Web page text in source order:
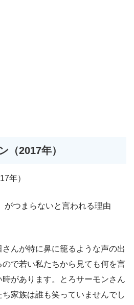
（2017年）
年）
がつまらないと言われる理由
さんが特に鼻に籠るような声の出
で若い私たちから見ても何を言
があります。とろサーモンさん
家族は誰も笑っていませんでし